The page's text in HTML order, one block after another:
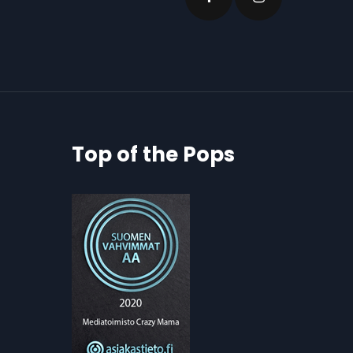
Top of the Pops